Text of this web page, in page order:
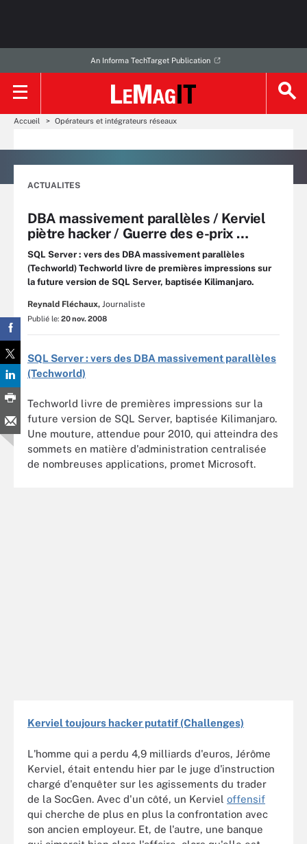
An Informa TechTarget Publication
Accueil Opérateurs et intégrateurs réseaux
ACTUALITES
DBA massivement parallèles / Kerviel
piètre hacker / Guerre des e-prix …
SQL Server : vers des DBA massivement parallèles
(Techworld) Techworld livre de premières impressions sur
la future version de SQL Server, baptisée Kilimanjaro.
Reynald Fléchaux, Journaliste
Publié le: 20 nov. 2008
SQL Server : vers des DBA massivement parallèles
(Techworld)
Techworld livre de premières impressions sur la
future version de SQL Server, baptisée Kilimanjaro.
Une mouture, attendue pour 2010, qui atteindra des
sommets en matière d'administration centralisée
de nombreuses applications, promet Microsoft.
Kerviel toujours hacker putatif (Challenges)
L'homme qui a perdu 4,9 milliards d'euros, Jérôme
Kerviel, était entendu hier par le juge d'instruction
chargé d'enquêter sur les agissements du trader
de la SocGen. Avec d'un côté, un Kerviel offensif
qui cherche de plus en plus la confrontation avec
son ancien employeur. Et, de l'autre, une banque